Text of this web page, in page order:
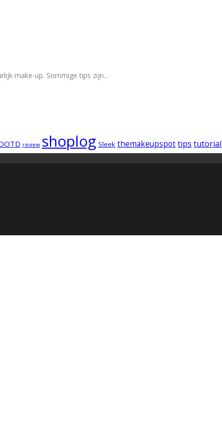
make-up. Sommige tips zijn...
review shoplog Sleek themakeupspottips tutorial